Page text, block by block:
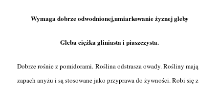
Wymaga dobrze odwodnionej,umiarkowanie żyznej gleby
Gleba ciężka gliniasta i piaszczysta.
Dobrze rośnie z pomidorami. Roślina odstrasza owady. Rośliny mają
zapach anyżu i są stosowane jako przyprawa do żywności. Robi się z